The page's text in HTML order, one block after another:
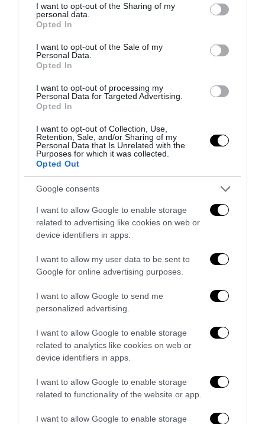
not limited to your visit or usage behaviour. You may click to
grant or deny consent to Google and its third-party tags to
use your data for below specified purposes in below Google
consent section.
I want to opt-out of the Sharing of my
personal data.
Opted In
I want to opt-out of the Sale of my
Personal Data.
Opted In
I want to opt-out of processing my
Personal Data for Targeted Advertising.
Opted In
I want to opt-out of Collection, Use,
Retention, Sale, and/or Sharing of my
Personal Data that Is Unrelated with the
Purposes for which it was collected.
Opted Out
Google consents
I want to allow Google to enable storage
related to advertising like cookies on web or
device identifiers in apps.
I want to allow my user data to be sent to
Google for online advertising purposes.
I want to allow Google to send me
personalized advertising.
I want to allow Google to enable storage
related to analytics like cookies on web or
device identifiers in apps.
I want to allow Google to enable storage
related to functionality of the website or app.
I want to allow Google to enable storage
Bonaccini e il mito delle barricate di Parma: quando
6 Agosto 2026